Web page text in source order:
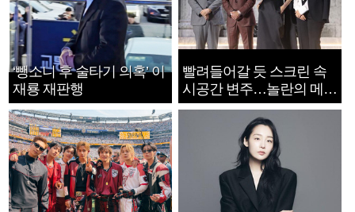
‘뺑소니 후 술타기 의혹’ 이
재룡 재판행
빨려들어갈 듯 스크린 속
시공간 변주…놀란의 메시
지는 ‘전쟁 속죄’